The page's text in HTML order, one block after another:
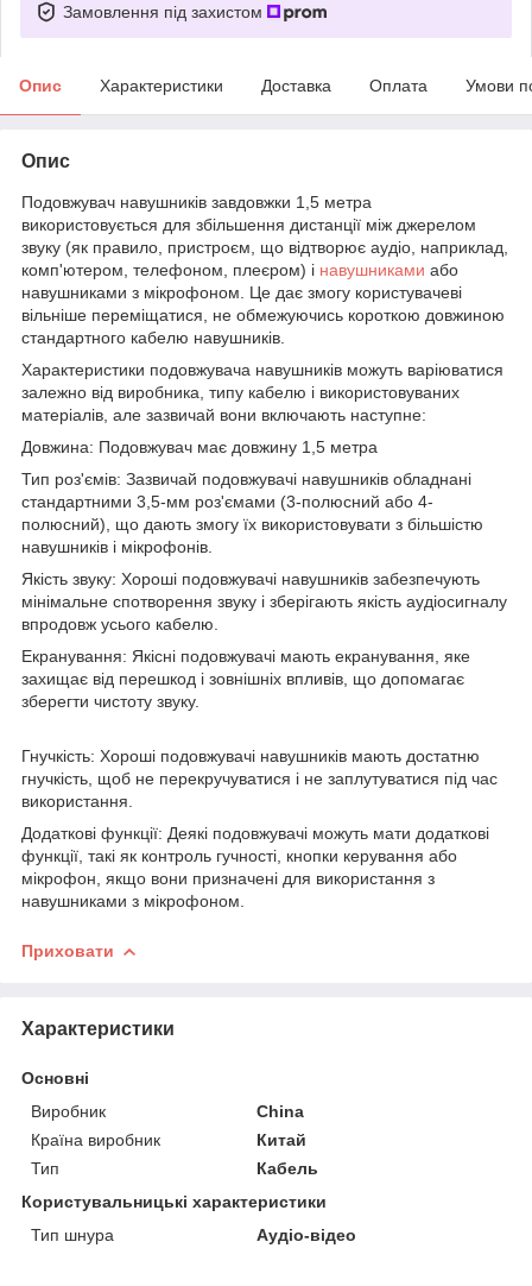
Замовлення під захистом
Опис Характеристики Доставка Оплата Умови
Опис
Подовжувач навушників завдовжки 1,5 метра
використовується для збільшення дистанції між джерелом
звуку (як правило, пристроєм, що відтворює аудіо, наприклад,
комп'ютером, телефоном, плеєром) і навушниками або
навушниками з мікрофоном. Це дає змогу користувачеві
вільніше переміщатися, не обмежуючись короткою довжиною
стандартного кабелю навушників.
Характеристики подовжувача навушників можуть варіюватися
залежно від виробника, типу кабелю і використовуваних
матеріалів, але зазвичай вони включають наступне:
Довжина: Подовжувач має довжину 1,5 метра
Тип роз'ємів: Зазвичай подовжувачі навушників обладнані
стандартними 3,5-мм роз'ємами (3-полюсний або 4-
полюсний), що дають змогу їх використовувати з більшістю
навушників і мікрофонів.
Якість звуку: Хороші подовжувачі навушників забезпечують
мінімальне спотворення звуку і зберігають якість аудіосигналу
впродовж усього кабелю.
Екранування: Якісні подовжувачі мають екранування, яке
захищає від перешкод і зовнішніх впливів, що допомагає
зберегти чистоту звуку.
Гнучкість: Хороші подовжувачі навушників мають достатню
гнучкість, щоб не перекручуватися і не заплутуватися під час
використання.
Додаткові функції: Деякі подовжувачі можуть мати додаткові
функції, такі як контроль гучності, кнопки керування або
мікрофон, якщо вони призначені для використання з
навушниками з мікрофоном.
Приховати
Характеристики
Основні
Виробник
China
Країна виробник
Китай
Тип
Кабель
Користувальницькі характеристики
Тип шнура
Аудіо-відео